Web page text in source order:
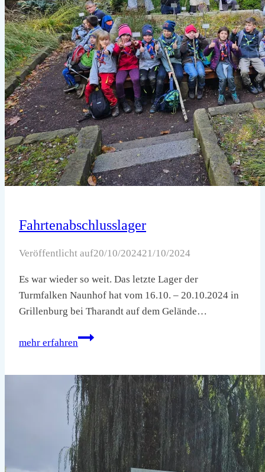
Fahrtenabschlusslager
Veröffentlicht auf20/10/202421/10/2024
Es war wieder so weit. Das letzte Lager der
Turmfalken Naunhof hat vom 16.10. – 20.10.2024 in
Grillenburg bei Tharandt auf dem Gelände…
mehr erfahren
Fahrtenabschlusslager